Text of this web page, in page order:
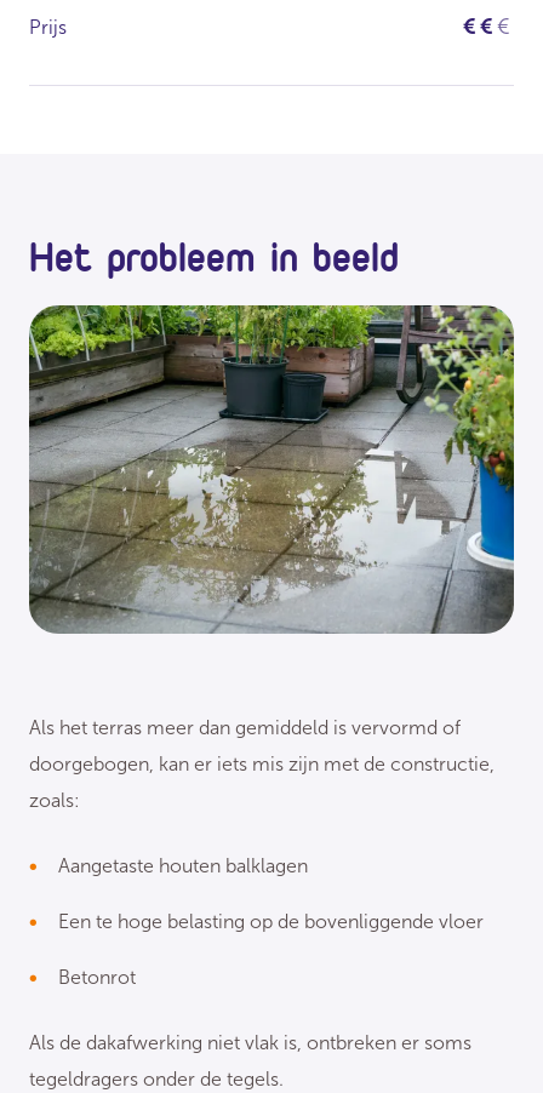
Prijs €€€
Het probleem in beeld
Als het terras meer dan gemiddeld is vervormd of
doorgebogen, kan er iets mis zijn met de constructie,
zoals:
Aangetaste houten balklagen
Een te hoge belasting op de bovenliggende vloer
Betonrot
Als de dakafwerking niet vlak is, ontbreken er soms
tegeldragers onder de tegels.